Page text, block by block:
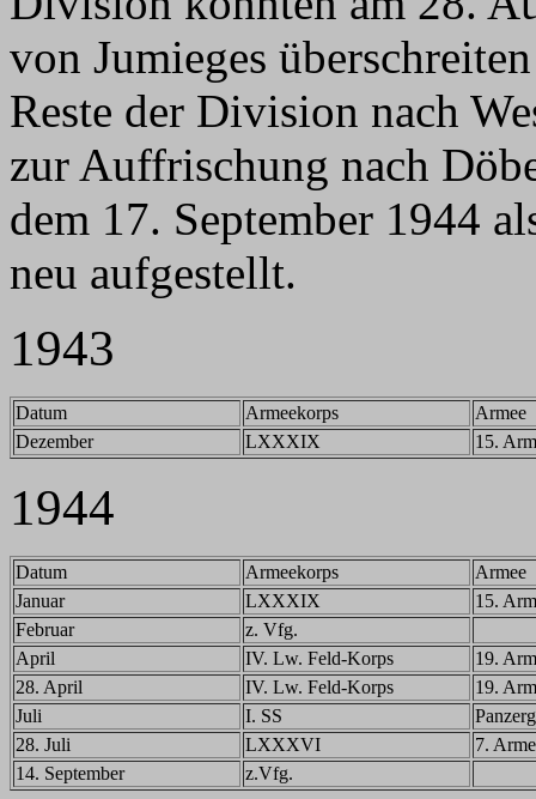
von Jumieges
Reste der Division nach
zur Auffrischung nach
dem 17. September 1944
neu aufgestellt.
1943
Datum Armeekorps
Armee
Dezember
LXXXIX 15.
1944
Datum Armeekorps
Armee
Januar
LXXXIX
15.
Februar
z. Vfg.
April
IV. Lw. Feld-Korps
19.
28. April
IV. Lw. Feld-Korps
19.
Juli
I. SS
28. Juli
LXXXVI
7.
14. September
z.Vfg.